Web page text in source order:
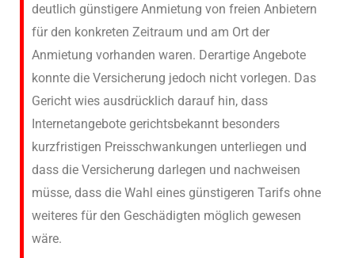
deutlich günstigere Anmietung von freien Anbietern
für den konkreten Zeitraum und am Ort der
Anmietung vorhanden waren. Derartige Angebote
konnte die Versicherung jedoch nicht vorlegen. Das
Gericht wies ausdrücklich darauf hin, dass
Internetangebote gerichtsbekannt besonders
kurzfristigen Preisschwankungen unterliegen und
dass die Versicherung darlegen und nachweisen
müsse, dass die Wahl eines günstigeren Tarifs ohne
weiteres für den Geschädigten möglich gewesen
wäre.